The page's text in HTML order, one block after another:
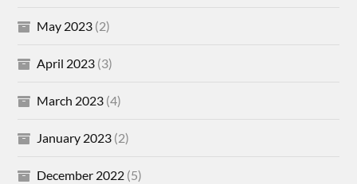
May 2023 (2)
April 2023 (3)
March 2023 (4)
January 2023 (2)
December 2022 (5)